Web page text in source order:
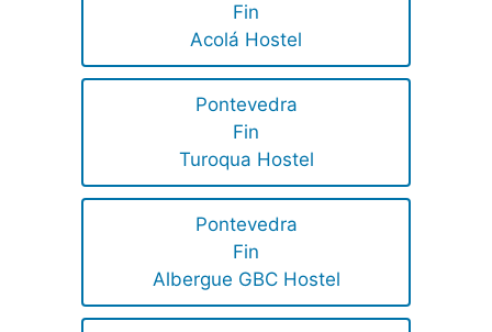
Fin
Acolá Hostel
Pontevedra
Fin
Turoqua Hostel
Pontevedra
Fin
Albergue GBC Hostel